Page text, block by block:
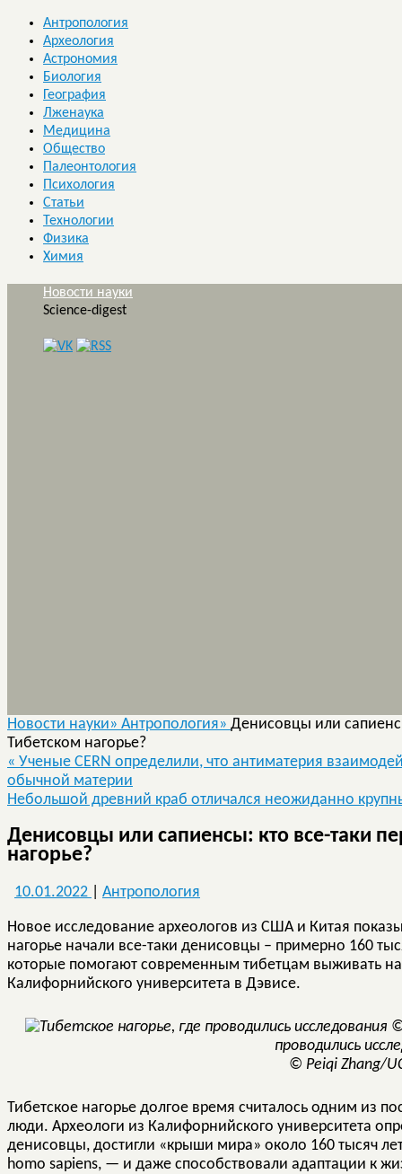
Антропология
Археология
Астрономия
Биология
География
Лженаука
Медицина
Общество
Палеонтология
Психология
Статьи
Технологии
Физика
Химия
Новости науки
Science-digest
Новости науки» Антропология» Денисовцы или
Тибетском нагорье?
« Ученые CERN определили, что антиматерия
обычной материи
Небольшой древний краб отличался неожиданно
Денисовцы или сапиенсы: кто все-таки
нагорье?
10.01.2022 Антропология
Новое исследование археологов из США и Китая
нагорье начали все-таки денисовцы – примерно 160
которые помогают современным тибетцам выживать
Калифорнийского университета в Дэвисе.
проводились
© Peiqi Zhang/
Тибетское нагорье долгое время считалось одним из
люди. Археологи из Калифорнийского университета
денисовцы, достигли «крыши мира» около 160 тысяч
homo sapiens, — и даже способствовали адаптации к